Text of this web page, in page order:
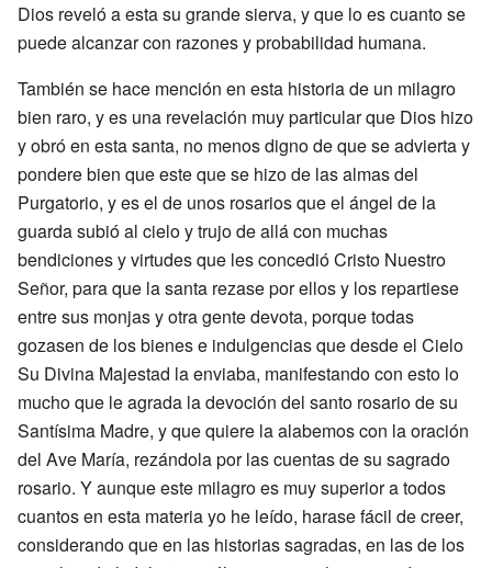
Dios reveló a esta su grande sierva, y que lo es cuanto se
puede alcanzar con razones y probabilidad humana.
También se hace mención en esta historia de un milagro
bien raro, y es una revelación muy particular que Dios hizo
y obró en esta santa, no menos digno de que se advierta y
pondere bien que este que se hizo de las almas del
Purgatorio, y es el de unos rosarios que el ángel de la
guarda subió al cielo y trujo de allá con muchas
bendiciones y virtudes que les concedió Cristo Nuestro
Señor, para que la santa rezase por ellos y los repartiese
entre sus monjas y otra gente devota, porque todas
gozasen de los bienes e indulgencias que desde el Cielo
Su Divina Majestad la enviaba, manifestando con esto lo
mucho que le agrada la devoción del santo rosario de su
Santísima Madre, y que quiere la alabemos con la oración
del Ave María, rezándola por las cuentas de su sagrado
rosario. Y aunque este milagro es muy superior a todos
cuantos en esta materia yo he leído, harase fácil de creer,
considerando que en las historias sagradas, en las de los